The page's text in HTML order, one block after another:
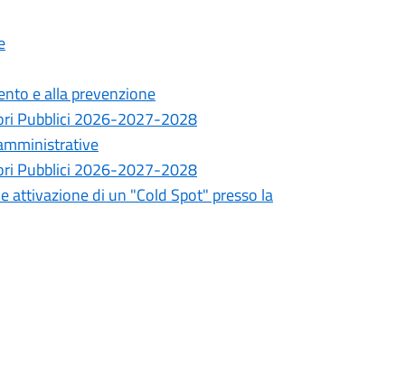
e alla prevenzione
Pubblici 2026-2027-2028
Pubblici 2026-2027-2028
attivazione di un "Cold Spot" presso la